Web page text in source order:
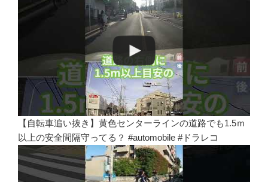
【自転車追い抜き】黄色センターラインの道路でも1.5ｍ
以上の安全間隔守ってる？ #automobile #ドラレコ